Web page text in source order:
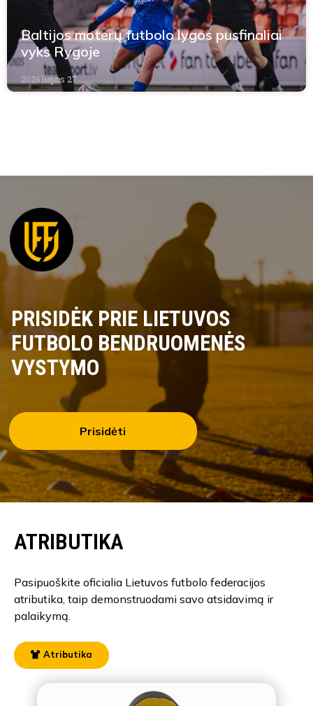
Baltijos moterų futbolo lygos pusfinaliai
vyks Rygoje
2026 liepos 27
PRISIDĖK PRIE LIETUVOS
FUTBOLO BENDRUOMENĖS
VYSTYMO
Prisidėti
ATRIBUTIKA
Pasipuoškite oficialia Lietuvos futbolo federacijos
atributika, taip demonstruodami savo atsidavimą ir
palaikymą.
Atributika